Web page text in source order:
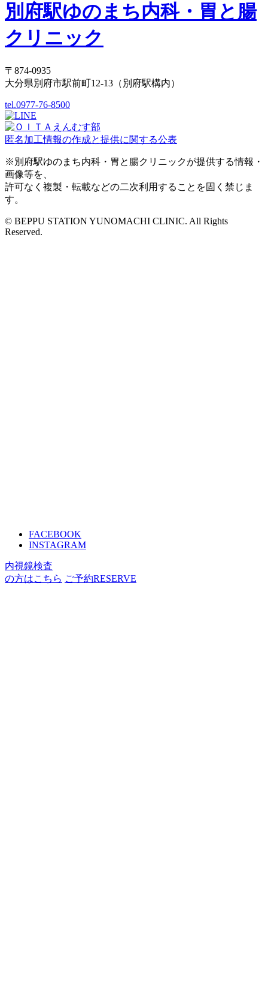
別府駅ゆのまち内科・胃と腸
クリニック
〒874-0935
大分県別府市駅前町12-13（別府駅構内）
tel.0977-76-8500
匿名加工情報の作成と提供に関する公表
※別府駅ゆのまち内科・胃と腸クリニックが提供する情報・
画像等を、
許可なく複製・転載などの二次利用することを固く禁じま
す。
© BEPPU STATION YUNOMACHI CLINIC. All Rights
Reserved.
FACEBOOK
INSTAGRAM
内視鏡検査
の方はこちら ご予約RESERVE